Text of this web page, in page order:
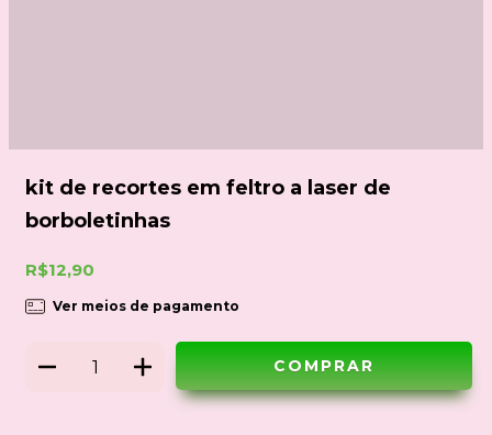
kit de recortes em feltro a laser de
borboletinhas
R$12,90
Ver meios de pagamento